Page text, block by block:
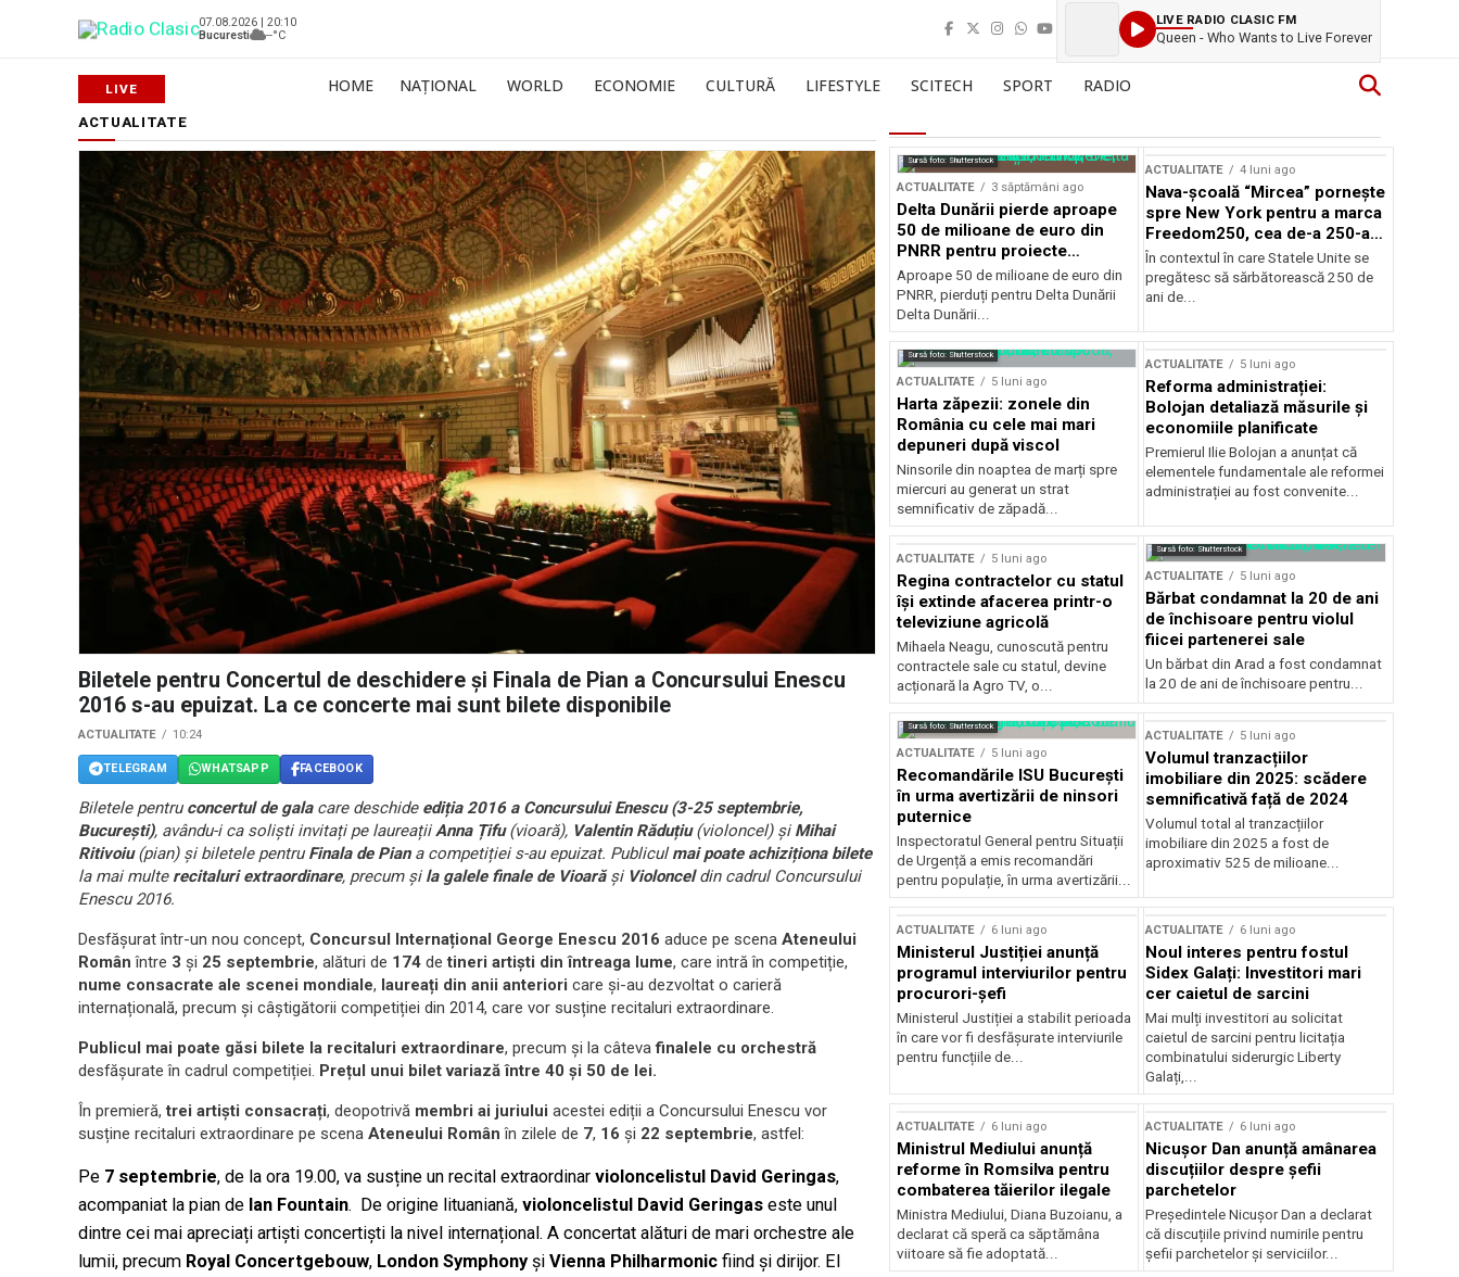
07.08.2026 | 20:10
Bucuresti
--°C
LIVE RADIO CLASIC FM
Queen - Who Wants to Live Forever
HOME NAȚIONAL WORLD ECONOMIE CULTURĂ LIFESTYLE SCITECH SPORT RADIO
ACTUALITATE
Biletele pentru Concertul de deschidere și Finala de Pian a Concursului Enescu
2016 s-au epuizat. La ce concerte mai sunt bilete disponibile
ACTUALITATE 10:24
TELEGRAM WHATSAPP FACEBOOK
Biletele pentruconcertul de galacare deschide ediția 2016 a Concursului Enescu (3-25 septembrie,
București), avându-i ca soliști invitați pe laureațiiAnna Țifu(vioară), Valentin Răduțiu(violoncel) și Mihai
Ritivoiu(pian) și biletele pentru Finala de Pian a competiției s-au epuizat. Publiculmai poate achiziționa bilete
la mai multerecitaluri extraordinare, precum și la galele finale de Vioară și Violonceldin cadrul Concursului
Enescu 2016.
Desfășurat într-un nou concept, Concursul Internațional George Enescu 2016 aduce pe scena Ateneului
Românîntre 3 și 25 septembrie, alături de 174 detineri artiști din întreaga lume, care intră în competiție,
nume consacrate ale scenei mondiale, laureați din anii anteriori care și-au dezvoltat o carieră
internațională, precum și câștigătorii competiției din 2014, care vor susține recitaluri extraordinare.
Publicul mai poate găsi bilete la recitaluri extraordinare, precum și la câtevafinalele cu orchestră
desfășurate în cadrul competiției. Prețul unui bilet variază între 40 și 50 de lei.
În premieră,trei artiști consacrați, deopotrivă membri ai juriului acestei ediții a Concursului Enescu vor
susține recitaluri extraordinare pe scena Ateneului Român în zilele de 7, 16 și 22 septembrie, astfel:
Pe 7 septembrie, de la ora 19.00, va susține un recital extraordinar violoncelistul David Geringas,
acompaniat la pian de Ian Fountain. De origine lituaniană, violoncelistul David Geringas este unul
dintre cei mai apreciați artiști concertiști la nivel internațional. A concertat alături de mari orchestre ale
lumii, precum Royal Concertgebouw, London Symphony și Vienna Philharmonic fiind și dirijor. El
Sursă foto: Shutterstock
ACTUALITATE 3 săptămâni ago
Delta Dunării pierde aproape
50 de milioane de euro din
PNRR pentru proiecte
esențiale
Aproape 50 de milioane de euro din
PNRR, pierduți pentru Delta Dunării
Delta Dunării...
ACTUALITATE 4 luni ago
Nava-școală “Mircea” pornește
spre New York pentru a marca
Freedom250, cea de-a 250-a
aniversare a Statelor Unite
În contextul în care Statele Unite se
pregătesc să sărbătorească 250 de
ani de...
Sursă foto: Shutterstock
ACTUALITATE 5 luni ago
Harta zăpezii: zonele din
România cu cele mai mari
depuneri după viscol
Ninsorile din noaptea de marți spre
miercuri au generat un strat
semnificativ de zăpadă...
ACTUALITATE 5 luni ago
Reforma administrației:
Bolojan detaliază măsurile și
economiile planificate
Premierul Ilie Bolojan a anunțat că
elementele fundamentale ale reformei
administrației au fost convenite...
ACTUALITATE 5 luni ago
Regina contractelor cu statul
își extinde afacerea printr-o
televiziune agricolă
Mihaela Neagu, cunoscută pentru
contractele sale cu statul, devine
acționară la Agro TV, o...
Sursă foto: Shutterstock
ACTUALITATE 5 luni ago
Bărbat condamnat la 20 de ani
de închisoare pentru violul
fiicei partenerei sale
Un bărbat din Arad a fost condamnat
la 20 de ani de închisoare pentru...
Sursă foto: Shutterstock
ACTUALITATE 5 luni ago
Recomandările ISU București
în urma avertizării de ninsori
puternice
Inspectoratul General pentru Situații
de Urgență a emis recomandări
pentru populație, în urma avertizării...
ACTUALITATE 5 luni ago
Volumul tranzacțiilor
imobiliare din 2025: scădere
semnificativă față de 2024
Volumul total al tranzacțiilor
imobiliare din 2025 a fost de
aproximativ 525 de milioane...
ACTUALITATE 6 luni ago
Ministerul Justiției anunță
programul interviurilor pentru
procurori-șefi
Ministerul Justiției a stabilit perioada
în care vor fi desfășurate interviurile
pentru funcțiile de...
ACTUALITATE 6 luni ago
Noul interes pentru fostul
Sidex Galați: Investitori mari
cer caietul de sarcini
Mai mulți investitori au solicitat
caietul de sarcini pentru licitația
combinatului siderurgic Liberty
Galați,...
ACTUALITATE 6 luni ago
Ministrul Mediului anunță
reforme în Romsilva pentru
combaterea tăierilor ilegale
Ministra Mediului, Diana Buzoianu, a
declarat că speră ca săptămâna
viitoare să fie adoptată...
ACTUALITATE 6 luni ago
Nicușor Dan anunță amânarea
discuțiilor despre șefii
parchetelor
Președintele Nicușor Dan a declarat
că discuțiile privind numirile pentru
șefii parchetelor și serviciilor...